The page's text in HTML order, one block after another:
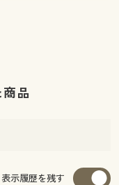
品
表示履歴を残す